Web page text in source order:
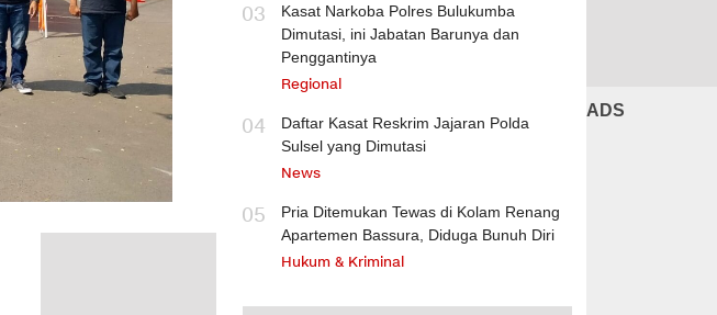
03
Kasat Narkoba Polres Bulukumba
Dimutasi, ini Jabatan Barunya dan
Penggantinya
Regional
04
Daftar Kasat Reskrim Jajaran Polda
Sulsel yang Dimutasi
News
05
Pria Ditemukan Tewas di Kolam Renang
Apartemen Bassura, Diduga Bunuh Diri
Hukum & Kriminal
ADS